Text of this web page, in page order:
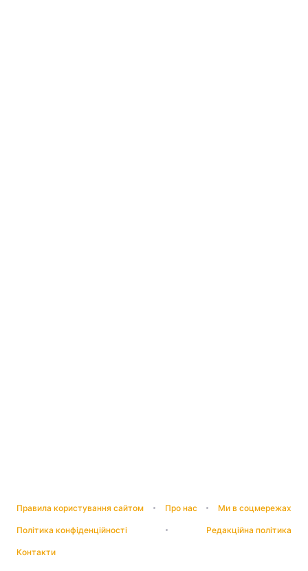
Правила користування сайтом Про нас Ми в соцмережах
Політика конфіденційності Редакційна політика
Контакти